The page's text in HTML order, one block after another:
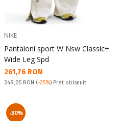
NIKE
Pantaloni sport W Nsw Classic+
Wide Leg Spd
Текуща цена:
261,76 RON
Pret obisnuit:
349,05 RON (-25%) Pret obisnuit
-30%